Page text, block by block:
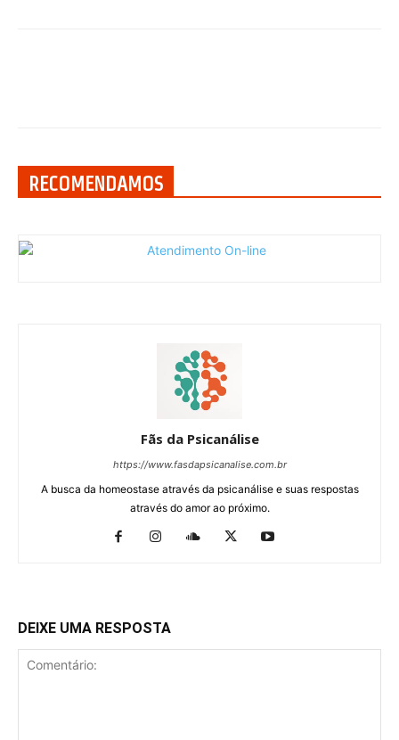
RECOMENDAMOS
Fãs da Psicanálise
https://www.fasdapsicanalise.com.br
A busca da homeostase através da psicanálise e suas respostas
através do amor ao próximo.
DEIXE UMA RESPOSTA